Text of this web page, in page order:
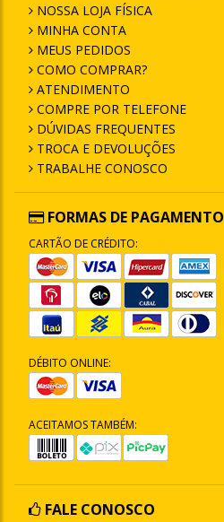
NOSSA LOJA FÍSICA
MINHA CONTA
MEUS PEDIDOS
COMO COMPRAR?
ATENDIMENTO
COMPRE POR TELEFONE
DÚVIDAS FREQUENTES
TROCA E DEVOLUÇÕES
TRABALHE CONOSCO
FORMAS DE PAGAMENTO
CARTÃO DE CRÉDITO:
DÉBITO ONLINE:
ACEITAMOS TAMBÉM:
FALE CONOSCO